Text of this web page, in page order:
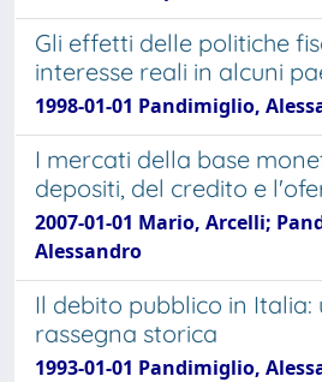
Gli effetti delle politiche
interesse reali in alcuni
1998-01-01 Pandimiglio,
I mercati della base
depositi, del credito e
2007-01-01 Mario, Arcelli;
Alessandro
Il debito pubblico in Italia:
rassegna storica
1993-01-01 Pandimiglio,